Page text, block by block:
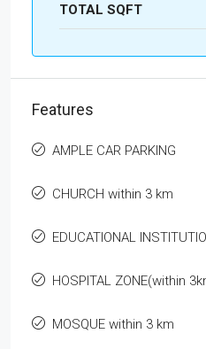
TOTAL SQFT
Features
AMPLE CAR PARKING
CHURCH within 3 km
EDUCATIONAL
HOSPITAL ZONE(within
MOSQUE within 3 km